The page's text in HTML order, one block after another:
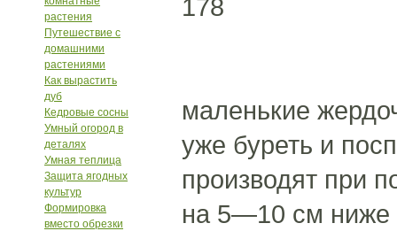
растения
Путешествие с
домашними
растениями
Как вырастить
дуб
Кедровые сосны
Умный огород в
деталях
Умная теплица
Защита ягодных
культур
Формировка
вместо обрезки
178
маленькие
уже буреть и
производят при
на 5—10 см ниже